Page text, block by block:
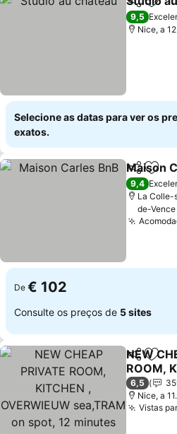
Partilhar
9,5
Nice, a
Selecione as datas para ver os
exatos.
Partilhar
Maison
9,4
La Colle-
de-Vence
De € 102
Consulte os preços de 5 sites
Partilhar
NEW
ROOM,
on spot,
nice
Ver
6,5
Nice, a
Vistas